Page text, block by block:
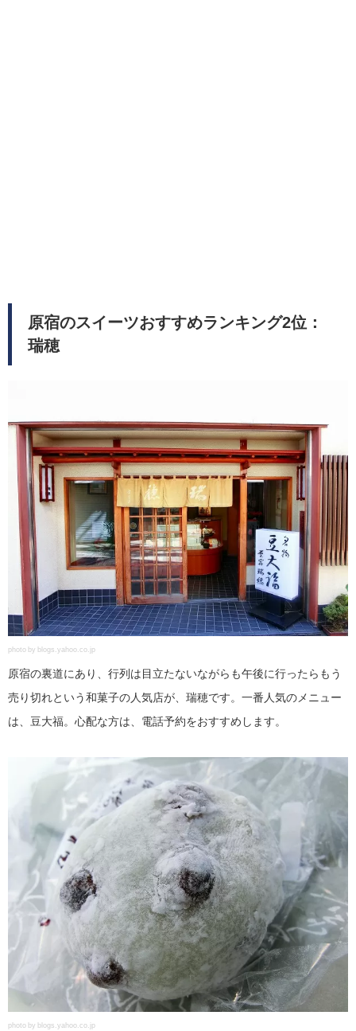
原宿のスイーツおすすめランキング2位：
瑞穂
photo by blogs.yahoo.co.jp
原宿の裏道にあり、行列は目立たないながらも午後に行ったらもう
売り切れという和菓子の人気店が、瑞穂です。一番人気のメニュー
は、豆大福。心配な方は、電話予約をおすすめします。
photo by blogs.yahoo.co.jp